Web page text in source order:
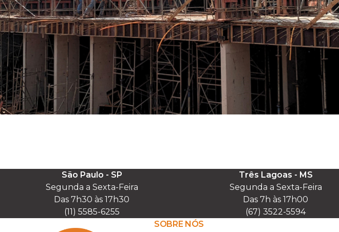
São Paulo - SP
Segunda a Sexta-Feira
Das 7h30 às 17h30
(11) 5585-6255
Três Lagoas - MS
Segunda a Sexta-Feira
Das 7h às 17h00
(67) 3522-5594
SOBRE NÓS